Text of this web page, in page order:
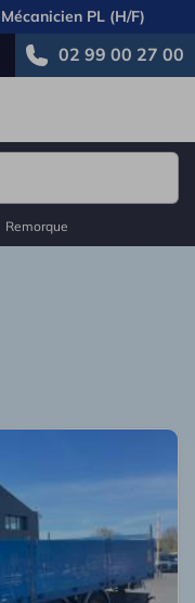
Mécanicien PL (H/F)
02 99 00 27 00
Remorque